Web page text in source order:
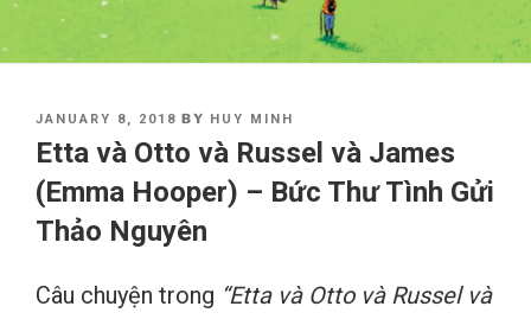
POSTED
ON
JANUARY 8, 2018 BY HUY MINH
Etta và Otto và Russel và James
(Emma Hooper) – Bức Thư Tình Gửi
Thảo Nguyên
Câu chuyện trong “Etta và Otto và Russel và